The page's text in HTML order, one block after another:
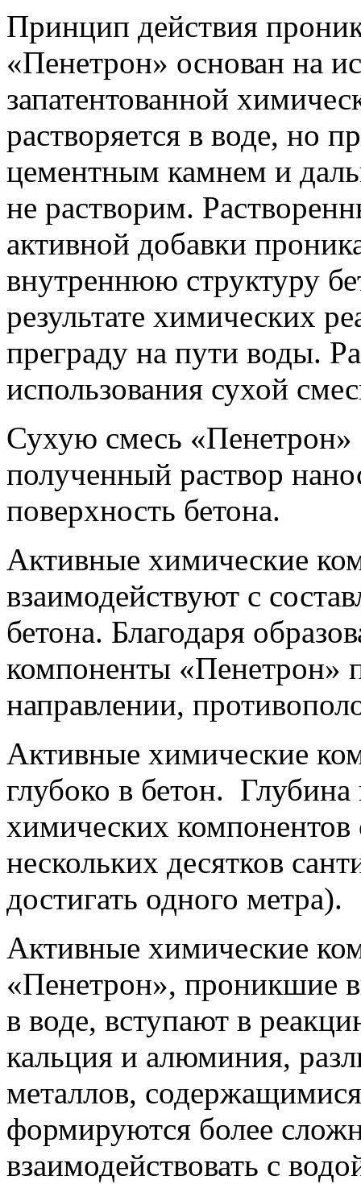
Принцип действия
«Пенетрон» основан на
запатентованной
растворяется в воде, но
цементным камнем и
не растворим.
активной добавки
внутреннюю структуру
результате химических
преграду на пути воды.
использования сухой
Сухую смесь
полученный раствор
поверхность бетона.
Активные химические
взаимодействуют с
бетона. Благодаря
компоненты «Пенетрон»
направлении,
Активные химические
глубоко в бетон.
химических
нескольких десятков
достигать одного метра).
Активные химические
«Пенетрон», проникшие
в воде, вступают в
кальция и алюминия,
металлов,
формируются более
взаимодействовать с